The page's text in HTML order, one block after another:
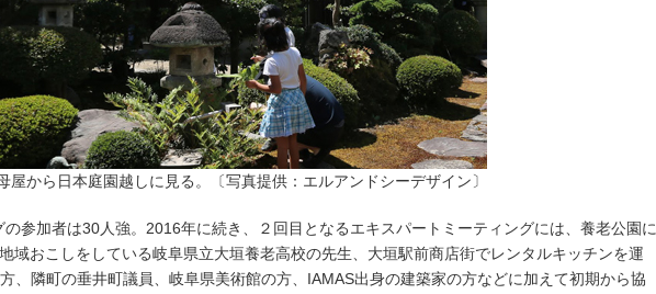
屋から日本庭園越しに見る。〔写真提供：エルアンドシーデザイン〕
参加者は30人強。2016年に続き、２回目となるエキスパートミーティングには、養老公園に
域おこしをしている岐阜県立大垣養老高校の先生、大垣駅前商店街でレンタルキッチンを運
、隣町の垂井町議員、岐阜県美術館の方、IAMAS出身の建築家の方などに加えて初期から協